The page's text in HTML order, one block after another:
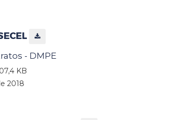
- DMPE
KB
2018